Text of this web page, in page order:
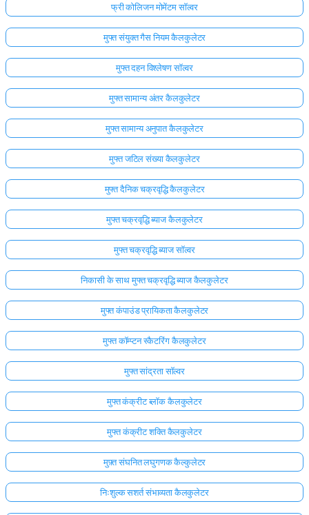
फ्री कोलिजन मोमेंटम सॉल्वर
मुफ्त संयुक्त गैस नियम कैलकुलेटर
मुफ्त दहन विश्लेषण सॉल्वर
मुफ्त सामान्य अंतर कैलकुलेटर
मुफ्त सामान्य अनुपात कैलकुलेटर
मुफ्त जटिल संख्या कैलकुलेटर
मुफ्त दैनिक चक्रवृद्धि कैलकुलेटर
मुफ्त चक्रवृद्धि ब्याज कैलकुलेटर
मुफ्त चक्रवृद्धि ब्याज सॉल्वर
निकासी के साथ मुफ्त चक्रवृद्धि ब्याज कैलकुलेटर
मुफ्त कंपाउंड प्रायिकता कैलकुलेटर
मुफ्त कॉम्प्टन स्कैटरिंग कैलकुलेटर
मुफ्त सांद्रता सॉल्वर
मुफ्त कंक्रीट ब्लॉक कैलकुलेटर
मुफ्त कंक्रीट शक्ति कैलकुलेटर
मुफ़्त संघनित लघुगणक कैल्कुलेटर
निःशुल्क सशर्त संभाव्यता कैलकुलेटर